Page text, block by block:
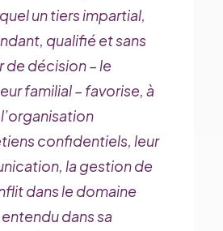
un tiers impartial,
qualifié et sans
de décision – le
familial – favorise, à
confidentiels, leur
la gestion de
dans le domaine
dans sa